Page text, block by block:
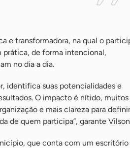
e transformadora, na qual o
prática, de forma intencional,
no dia a dia.
identifica suas potencialidades e
O impacto é nítido, muitos
e mais clareza para definir
de quem participa”, garante
que conta com um escritório